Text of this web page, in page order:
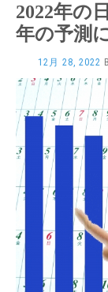
2022年の
年の予測
12月 28, 2022